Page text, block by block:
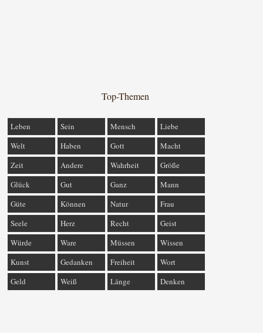
Top-Themen
Leben Sein Mensch
Liebe
Welt
Haben Gott
Macht
Zeit
Andere Wahrheit
Größe
Glück
Gut Ganz
Mann
Güte
Können Natur
Frau
Seele
Herz Recht
Geist
Würde
Ware Müssen
Wissen
Kunst
Gedanken Freiheit
Wort
Geld
Weiß Länge Denken